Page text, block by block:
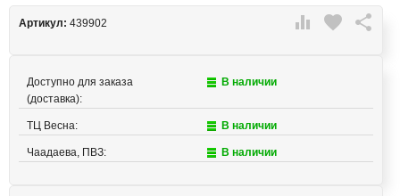
 favorite 
Артикул: 439902
Доступно для заказа
(доставка):
В наличии
ТЦ Весна: В наличии
Чаадаева, ПВЗ: В наличии